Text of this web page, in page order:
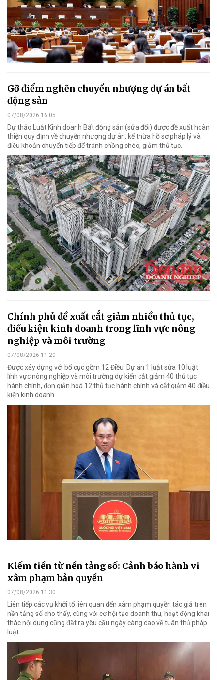
Gỡ điểm nghẽn chuyển nhượng dự án bất
động sản
07/08/2026 16:05
Dự thảo Luật Kinh doanh Bất động sản (sửa đổi) được đề xuất hoàn
thiện quy định về chuyển nhượng dự án, kế thừa hồ sơ pháp lý và
điều khoản chuyển tiếp để tránh chồng chéo, giảm thủ tục.
Chính phủ đề xuất cắt giảm nhiều thủ tục,
điều kiện kinh doanh trong lĩnh vực nông
nghiệp và môi trường
07/08/2026 11:20
Được xây dựng với bố cục gồm 12 Điều, Dự án 1 luật sửa 10 luật
lĩnh vực nông nghiệp và môi trường dự kiến cắt giảm 40 thủ tục
hành chính, đơn giản hoá 12 thủ tục hành chính và cắt giảm 40 điều
kiện kinh doanh.
Kiếm tiền từ nền tảng số: Cảnh báo hành vi
xâm phạm bản quyền
07/08/2026 11:30
Liên tiếp các vụ khởi tố liên quan đến xâm phạm quyền tác giả trên
nền tảng số cho thấy, cùng với cơ hội tạo doanh thu, hoạt động khai
thác nội dung cũng đặt ra yêu cầu ngày càng cao về tuân thủ pháp
luật.